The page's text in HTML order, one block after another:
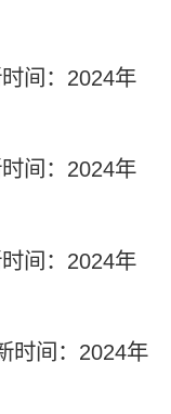
间：2024年
间：2024年
间：2024年
时间：2024年